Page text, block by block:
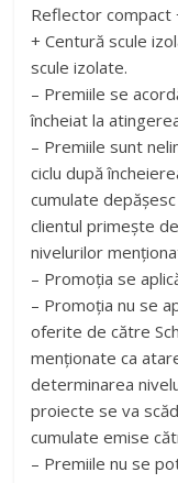
Reflector compact
+ Centură scule
scule izolate.
– Premiile se
încheiat la
– Premiile sunt
ciclu după
cumulate
clientul primește
nivelurilor
– Promoţia se
– Promoţia nu se
oferite de către
menţionate ca
determinarea
proiecte se va
cumulate emise
– Premiile nu se